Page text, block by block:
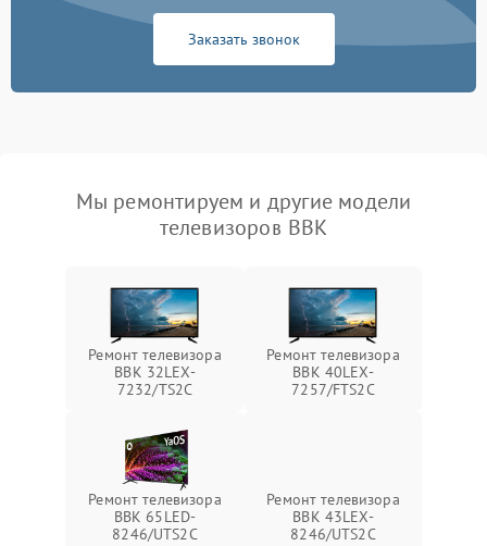
Заказать звонок
Мы ремонтируем и другие модели
телевизоров BBK
Ремонт телевизора
BBK 32LEX-
7232/TS2C
Ремонт телевизора
BBK 40LEX-
7257/FTS2C
Ремонт телевизора
BBK 65LED-
8246/UTS2C
Ремонт телевизора
BBK 43LEX-
8246/UTS2C